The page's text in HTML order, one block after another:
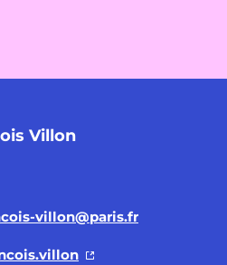
Villon
villon@paris.fr